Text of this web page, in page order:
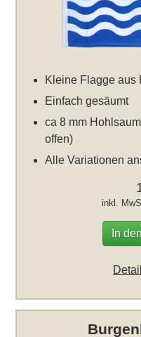
Kleine Flagge aus
Einfach gesäumt
ca 8 mm
offen)
Alle Variationen
inkl.
In